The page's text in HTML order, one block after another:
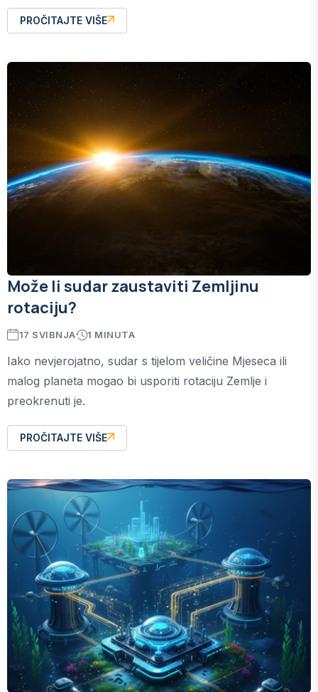
PROČITAJTE VIŠE
Može li sudar zaustaviti Zemljinu
rotaciju?
17 SVIBNJA 1 MINUTA
Iako nevjerojatno, sudar s tijelom veličine Mjeseca ili
malog planeta mogao bi usporiti rotaciju Zemlje i
preokrenuti je.
PROČITAJTE VIŠE